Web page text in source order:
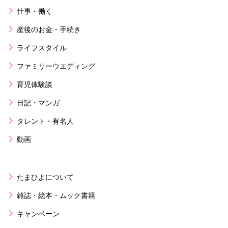
仕事・働く
産後のお金・手続き
ライフスタイル
ファミリーウエディング
育児体験談
日記・マンガ
タレント・有名人
動画
たまひよについて
雑誌・絵本・ムック書籍
キャンペーン